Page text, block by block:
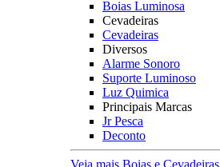
Boias Luminosa
Cevadeiras
Cevadeiras
Diversos
Alarme Sonoro
Suporte Luminoso
Luz Quimica
Principais Marcas
Jr Pesca
Deconto
Veja mais Boias e Cevadeiras